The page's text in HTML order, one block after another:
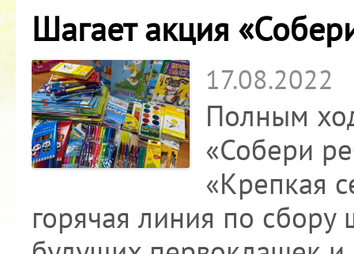
Шагает акция
17.08.2022
Полным
«Собери
«Крепкая
горячая линия по